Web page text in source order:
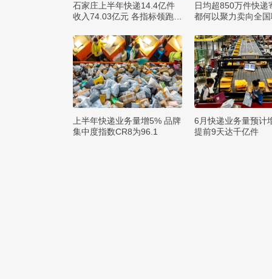
石家庄上半年快递14.4亿件
收入74.03亿元 各指标领跑全
日均超850万件快递
都何以聚力卖向全
上半年快递业务量增5% 品牌
集中度指数CR8为96.1
6月快递业务量预计
提前9天达千亿件